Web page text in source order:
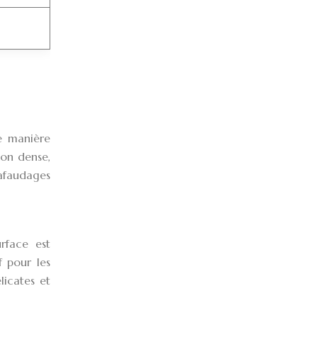
manière
dense,
est
pour les
et